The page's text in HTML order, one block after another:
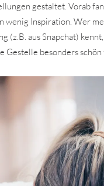
gestaltet. Vorab
wenig Inspiration. Wer
(z.B. aus Snapchat)
Gestelle besonders